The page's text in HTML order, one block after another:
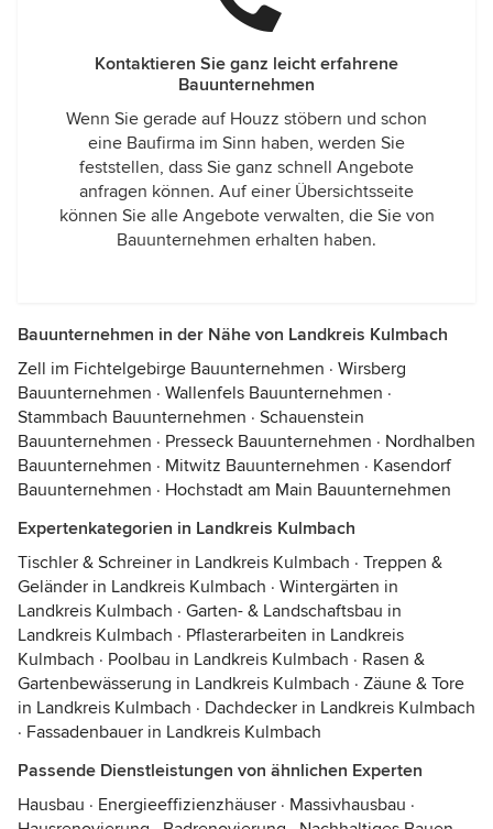
Kontaktieren Sie ganz leicht erfahrene
Bauunternehmen
Wenn Sie gerade auf Houzz stöbern und schon
eine Baufirma im Sinn haben, werden Sie
feststellen, dass Sie ganz schnell Angebote
anfragen können. Auf einer Übersichtsseite
können Sie alle Angebote verwalten, die Sie von
Bauunternehmen erhalten haben.
Bauunternehmen in der Nähe von Landkreis Kulmbach
Zell im Fichtelgebirge Bauunternehmen · Wirsberg
Bauunternehmen · Wallenfels Bauunternehmen ·
Stammbach Bauunternehmen · Schauenstein
Bauunternehmen · Presseck Bauunternehmen · Nordhalben
Bauunternehmen · Mitwitz Bauunternehmen · Kasendorf
Bauunternehmen · Hochstadt am Main Bauunternehmen
Expertenkategorien in Landkreis Kulmbach
Tischler & Schreiner in Landkreis Kulmbach · Treppen &
Geländer in Landkreis Kulmbach · Wintergärten in
Landkreis Kulmbach · Garten- & Landschaftsbau in
Landkreis Kulmbach · Pflasterarbeiten in Landkreis
Kulmbach · Poolbau in Landkreis Kulmbach · Rasen &
Gartenbewässerung in Landkreis Kulmbach · Zäune & Tore
in Landkreis Kulmbach · Dachdecker in Landkreis Kulmbach
· Fassadenbauer in Landkreis Kulmbach
Passende Dienstleistungen von ähnlichen Experten
Hausbau · Energieeffizienzhäuser · Massivhausbau ·